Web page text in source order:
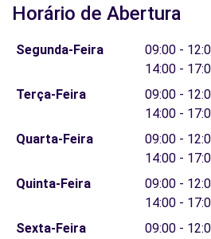
Horário de Abertura
Segunda-Feira
09:00 -
14:00 -
Terça-Feira
09:00 -
14:00 -
Quarta-Feira
09:00 -
14:00 -
Quinta-Feira
09:00 -
14:00 -
Sexta-Feira
09:00 -